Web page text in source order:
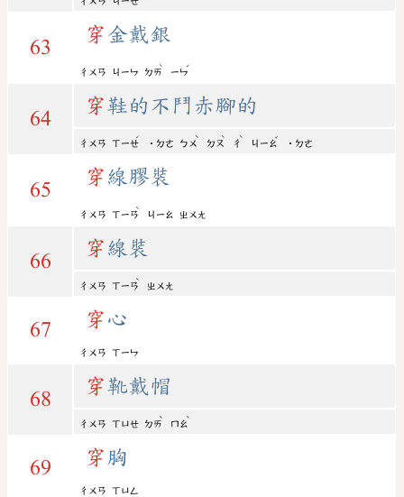
63
穿 金戴銀
ㄔㄨㄢ ㄐㄧㄣ ㄉㄞ
ˋ
ㄧㄣ
ˊ
64
穿鞋的不鬥赤腳的
ㄔㄨㄢ ㄒㄧㄝ
ˊ
˙ㄉㄜ ㄅㄨ
ˋ
ㄉㄡ
ˋ
ㄔ
ˋ
ㄐㄧㄠ
ˇ
˙ㄉㄜ
65
穿 線膠裝
ㄔㄨㄢ ㄒㄧㄢ
ˋ
ㄐㄧㄠ ㄓㄨㄤ
66
穿 線裝
ㄔㄨㄢ ㄒㄧㄢ
ˋ
ㄓㄨㄤ
67 穿 心
ㄔㄨㄢ ㄒㄧㄣ
68
穿靴戴帽
ㄔㄨㄢ ㄒㄩㄝ ㄉㄞ
ˋ
ㄇㄠ
ˋ
69 穿 胸
ㄔㄨㄢ ㄒㄩㄥ